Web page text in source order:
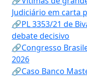
Judiciário em carta
🔗PL 3353/21 de
debate decisivo
🔗Congresso
2026
🔗Caso Banco